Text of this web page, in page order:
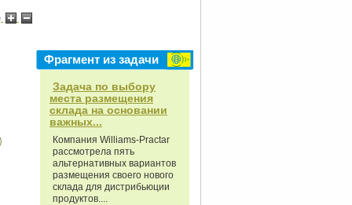
Фрагмент из задачи
Задача по выбору
места размещения
склада на основании
важных...
Компания Williams-Practar
рассмотрела пять
альтернативных вариантов
размещения своего нового
склада для дистрибьюции
продуктов....